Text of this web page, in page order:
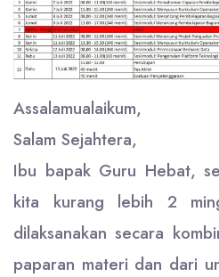
Assalamualaikum,
Salam Sejahtera,
Ibu bapak Guru Hebat,
kita kurang lebih 2
dilaksanakan secara
paparan materi dan dari